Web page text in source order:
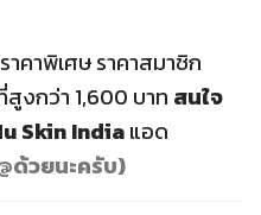
คาพิเศษ ราคาสมาชิก
งกว่า 1,600 บาท สนใจ
Skin Indiaแอด
ด้วยนะครับ)